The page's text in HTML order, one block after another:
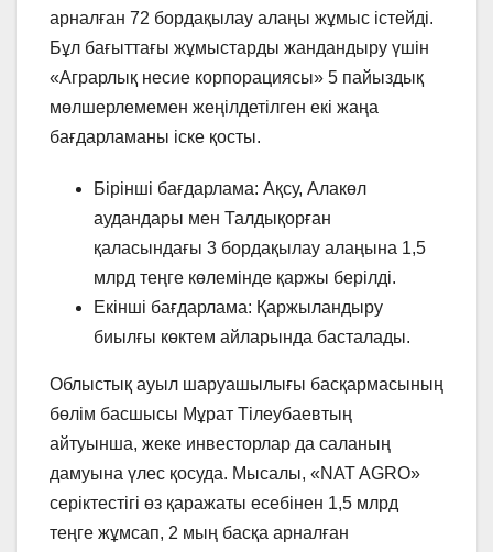
арналған 72 бордақылау алаңы жұмыс істейді.
Бұл бағыттағы жұмыстарды жандандыру үшін
«Аграрлық несие корпорациясы» 5 пайыздық
мөлшерлемемен жеңілдетілген екі жаңа
бағдарламаны іске қосты.
Бірінші бағдарлама: Ақсу, Алакөл
аудандары мен Талдықорған
қаласындағы 3 бордақылау алаңына 1,5
млрд теңге көлемінде қаржы берілді.
Екінші бағдарлама: Қаржыландыру
биылғы көктем айларында басталады.
Облыстық ауыл шаруашылығы басқармасының
бөлім басшысы Мұрат Тілеубаевтың
айтуынша, жеке инвесторлар да саланың
дамуына үлес қосуда. Мысалы, «NAT AGRO»
серіктестігі өз қаражаты есебінен 1,5 млрд
теңге жұмсап, 2 мың басқа арналған